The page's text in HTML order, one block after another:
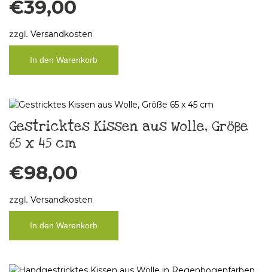
€39,00
zzgl. Versandkosten
In den Warenkorb
Gestricktes Kissen aus Wolle, Größe
65 x 45 cm
€98,00
zzgl. Versandkosten
In den Warenkorb